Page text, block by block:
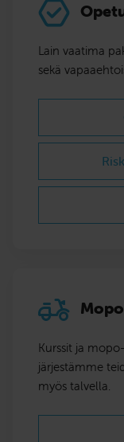
Lain vaatima
sekä
Kurssit ja
järjestämme
myös talvella.